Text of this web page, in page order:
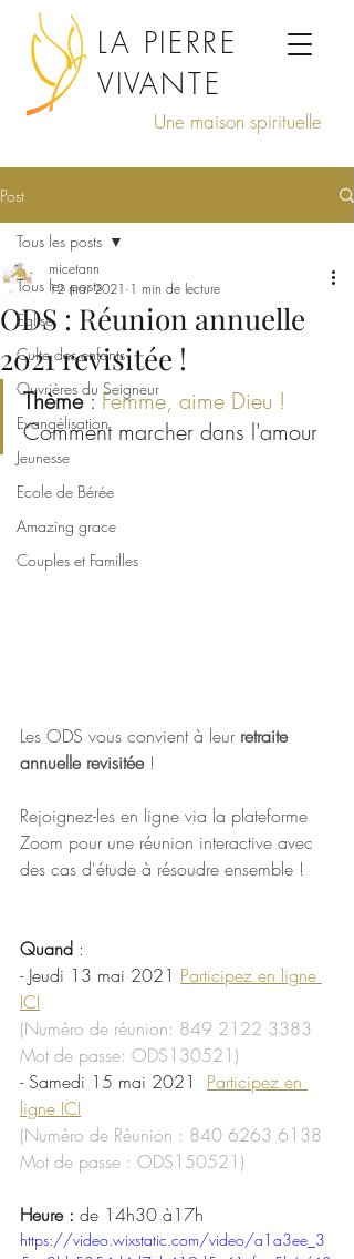
Une maison spirituelle
LA PIERRE
VIVANTE
Post
Tous les posts
Eglise
Culte des enfants
Ouvrières du Seigneur
Evangélisation
Jeunesse
Ecole de Bérée
Amazing grace
Couples et Familles
Tous les posts
ODS : Réunion annuelle
2021 revisitée !
micetann
12 mai 2021 1 min de lecture
Thème : Femme, aime Dieu !
Comment marcher dans l'amour
Les ODS vous convient à leur retraite
annuelle revisitée !
Rejoignez-les en ligne via la plateforme
Zoom pour une réunion interactive avec
des cas d'étude à résoudre ensemble !
Quand :
- Jeudi 13 mai 2021 Participez en ligne
ICI
(Numéro de réunion: 849 2122 3383
Mot de passe: ODS130521)
- Samedi 15 mai 2021 Participez en
ligne ICI
(Numéro de Réunion : 840 6263 6138
Mot de passe : ODS150521)
Heure : de 14h30 à17h
https://video.wixstatic.com/video/a1a3ee_3